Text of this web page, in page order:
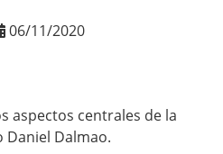
06/11/2020
aspectos centrales de la
Dalmao.